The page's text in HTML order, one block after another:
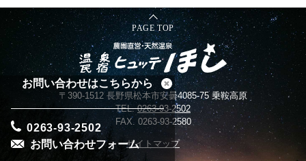
PAGE TOP
〒390-1512 長野県松本市安曇4085-75 乗鞍高原
TEL.0263-93-2502
FAX. 0263-93-2580
サイトマップ
お問い合わせはこちらから
0263-93-2502
お問い合わせフォーム